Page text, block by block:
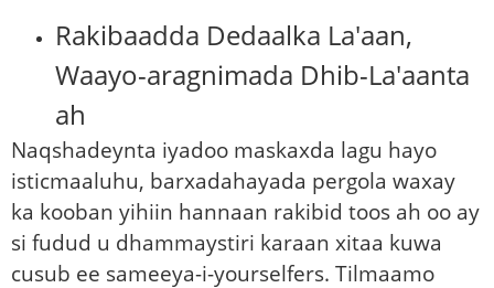
Rakibaadda Dedaalka La'aan,
Waayo-aragnimada Dhib-La'aanta
ah
Naqshadeynta iyadoo maskaxda lagu hayo
isticmaaluhu, barxadahayada pergola waxay
ka kooban yihiin hannaan rakibid toos ah oo ay
si fudud u dhammaystiri karaan xitaa kuwa
cusub ee sameeya-i-yourselfers. Tilmaamo